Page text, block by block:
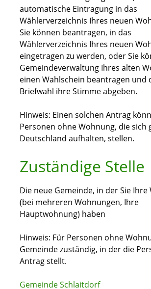
automatische Eintragung in das
Wählerverzeichnis Ihres neuen
Sie können beantragen, in das
Wählerverzeichnis Ihres neuen
eingetragen zu werden, oder Sie
Gemeindeverwaltung Ihres alten
einen Wahlschein beantragen und
Briefwahl ihre Stimme abgeben.
Hinweis: Einen solchen Antrag
Personen ohne Wohnung, die sich
Deutschland aufhalten, stellen.
Zuständige Stelle
Die neue Gemeinde, in der Sie
(bei mehreren Wohnungen, Ihre
Hauptwohnung) haben
Hinweis: Für Personen ohne
Gemeinde zuständig, in der die
Antrag stellt.
Gemeinde Schlaitdorf